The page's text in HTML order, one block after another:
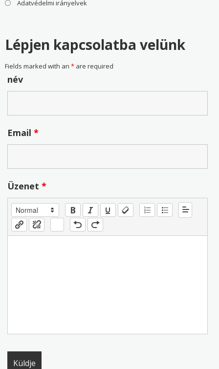
Adatvédelmi irányelvek
Lépjen kapcsolatba velünk
Fields marked with an *are required
név
Email *
Üzenet *